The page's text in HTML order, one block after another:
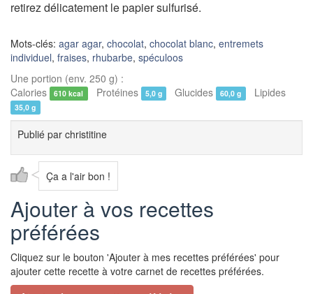
retirez délicatement le papier sulfurisé.
Mots-clés: agar agar, chocolat, chocolat blanc, entremets
individuel, fraises, rhubarbe, spéculoos
Une portion (env. 250 g) :
Calories
610 kcal Protéines 5,0 g Glucides 60,0 g Lipides
35,0 g
Publié par christitine
Ça a l'air bon !
Ajouter à vos recettes
préférées
Cliquez sur le bouton 'Ajouter à mes recettes préférées' pour
ajouter cette recette à votre carnet de recettes préférées.